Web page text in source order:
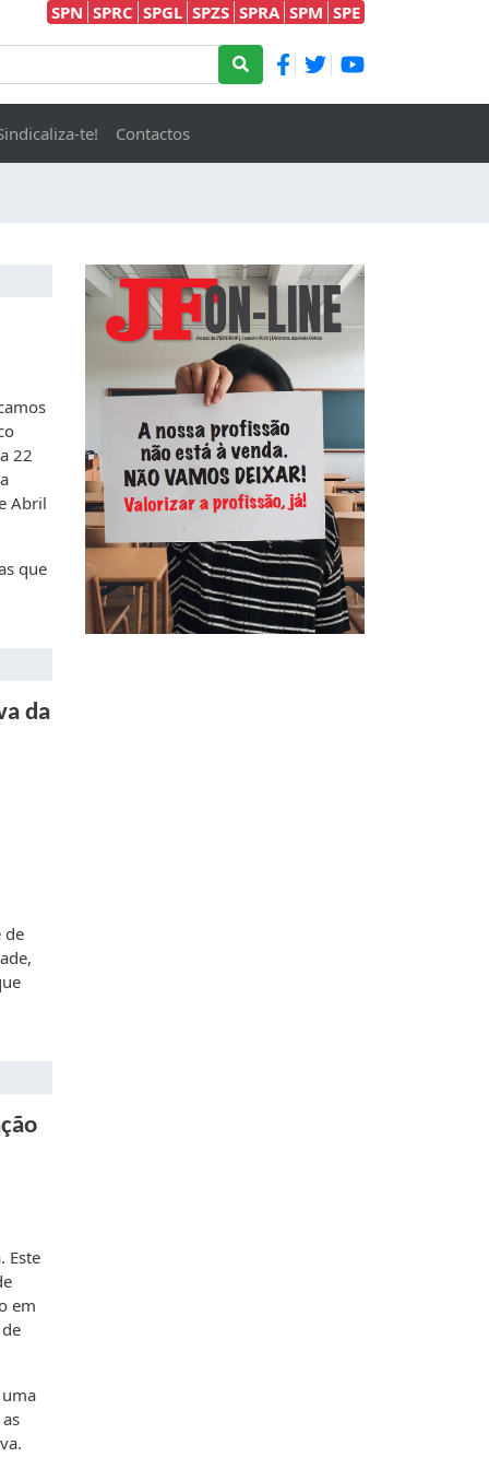
SPN SPRC SPGL SPZS SPRA SPM SPE
te! Contactos
22
Abril
que
da
de
Este
em